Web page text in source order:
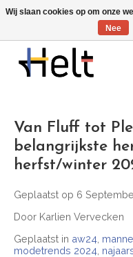
Ontdek de nieuwe collecties in
Van Fluff tot
belangrijkste
herfst/winter
Geplaatst op 6
Door Karlien Vervecken
Geplaatst in aw24
modetrends 2024
Wij slaan cookies op om onze
Nee